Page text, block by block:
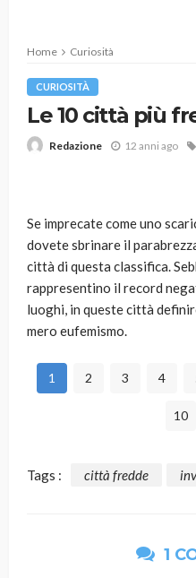
Home Curiosità
CURIOSITÀ
Le 10 città più
Redazione 12 anni ago
Se imprecate come uno
dovete sbrinare il
città di questa classifica.
rappresentino il record
luoghi, in queste città
mero eufemismo.
1 2 3 4
10
Tags : città fredde
1